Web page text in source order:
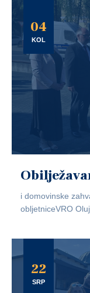
04
KOL
i domovinske
obljetniceVRO
22
SRP